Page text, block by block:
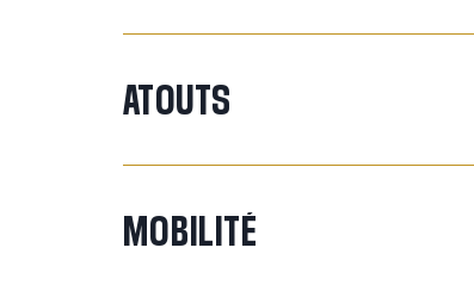
ou 50.000 euros (à l’achat).
ATOUTS
MOBILITÉ